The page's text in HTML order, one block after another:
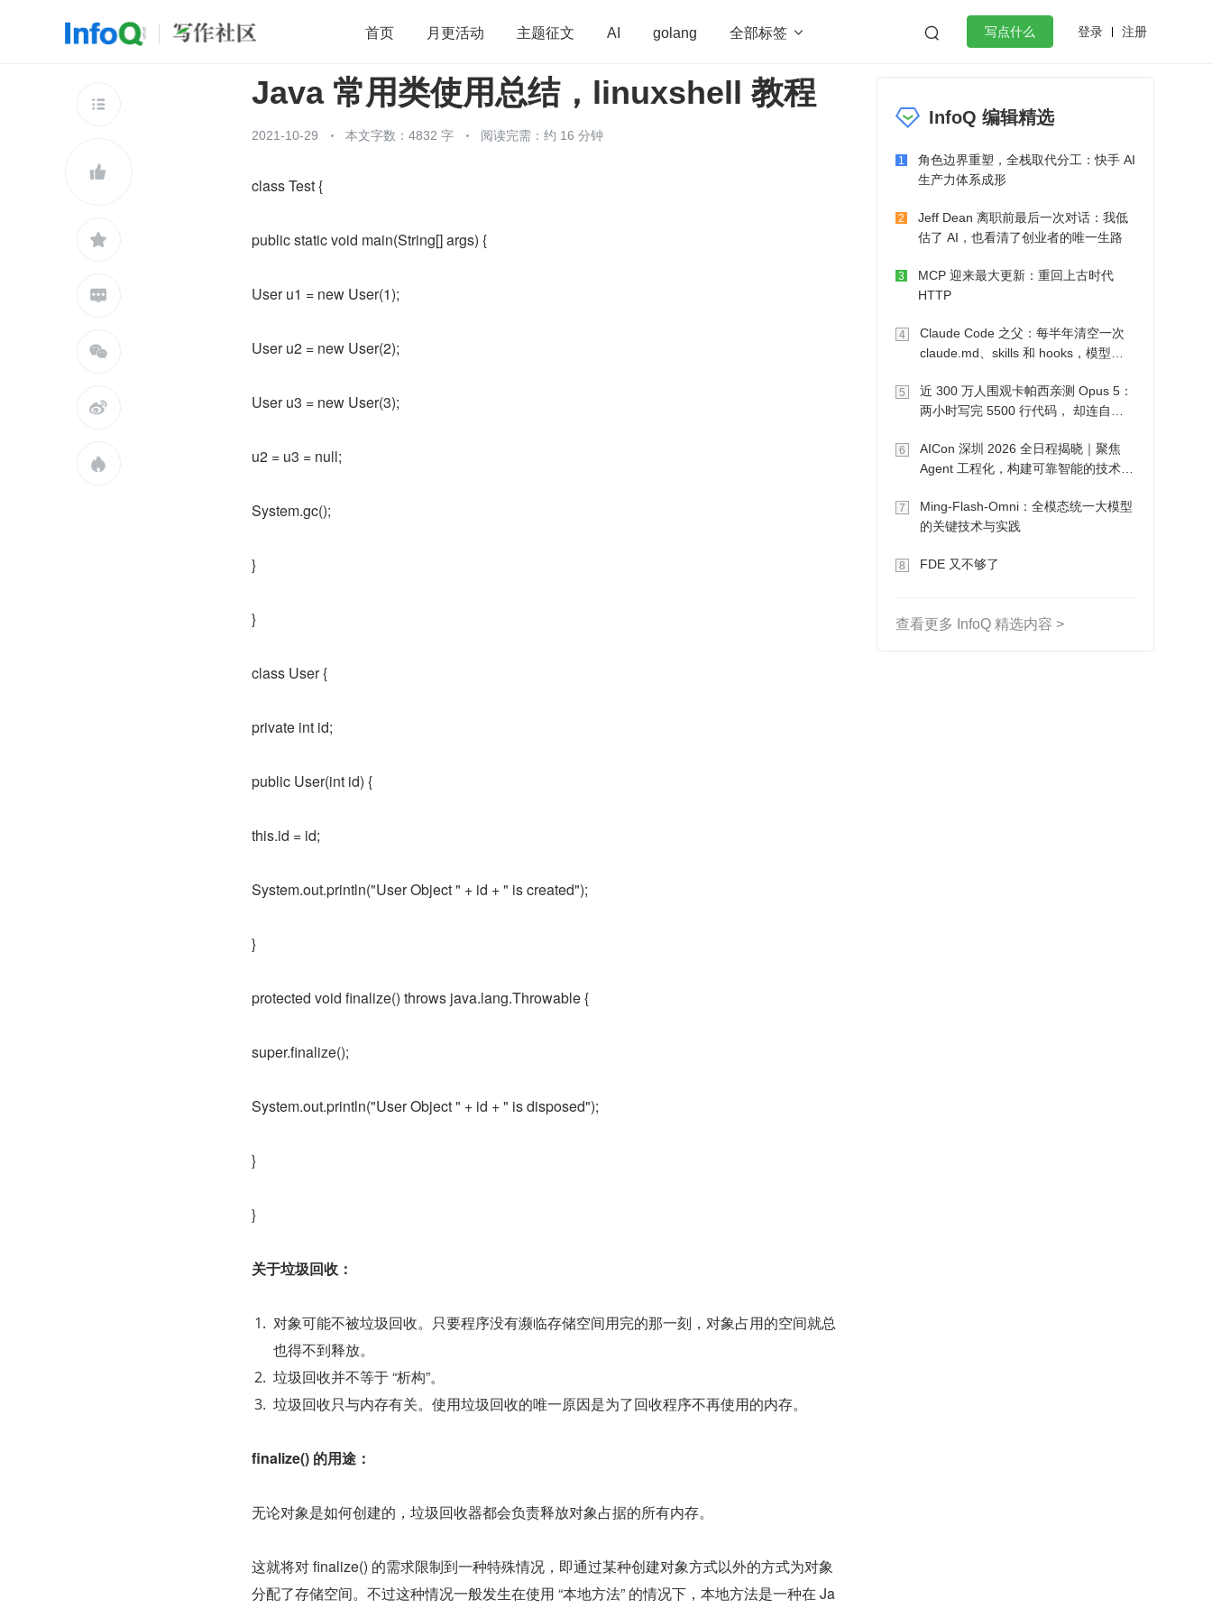
首页 月更活动 主题征文 AI golang 全部标签   写点什么 登录 注册
开源 架构 OpenHarmony 算法 学习方法 Web3.0 高效工作
运维 微服务架构 flutter
查看更多







Java 常用类使用总结，linuxshell 教程
2021-10-29 本文字数：4832 字 阅读完需：约 16 分钟
class Test {
public static void main(String[] args) {
User u1 = new User(1);
User u2 = new User(2);
User u3 = new User(3);
u2 = u3 = null;
System.gc();
}
}
class User {
private int id;
public User(int id) {
this.id = id;
System.out.println("User Object " + id + " is created");
}
protected void finalize() throws java.lang.Throwable {
super.finalize();
System.out.println("User Object " + id + " is disposed");
}
}
关于垃圾回收：
对象可能不被垃圾回收。只要程序没有濒临存储空间用完的那一刻，对象占用的空间就总
也得不到释放。
垃圾回收并不等于 “析构”。
垃圾回收只与内存有关。使用垃圾回收的唯一原因是为了回收程序不再使用的内存。
finalize() 的用途：
无论对象是如何创建的，垃圾回收器都会负责释放对象占据的所有内存。
这就将对 finalize() 的需求限制到一种特殊情况，即通过某种创建对象方式以外的方式为对象
分配了存储空间。不过这种情况一般发生在使用 “本地方法” 的情况下，本地方法是一种在 Ja
InfoQ 编辑精选
1
角色边界重塑，全栈取代分工：快手 AI
生产力体系成形
2
Jeff Dean 离职前最后一次对话：我低
估了 AI，也看清了创业者的唯一生路
3
MCP 迎来最大更新：重回上古时代
HTTP
4
Claude Code 之父：每半年清空一次
claude.md、skills 和 hooks，模型自
5
近 300 万人围观卡帕西亲测 Opus 5：
两小时写完 5500 行代码， 却连自己
6
AICon 深圳 2026 全日程揭晓｜聚焦
Agent 工程化，构建可靠智能的技术路
7
Ming-Flash-Omni：全模态统一大模型
的关键技术与实践
8 FDE 又不够了
查看更多 InfoQ 精选内容 >